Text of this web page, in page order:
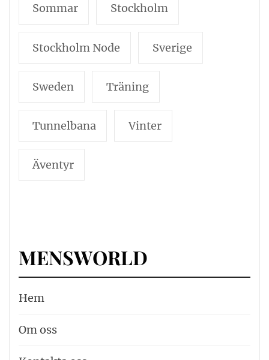
Sommar Stockholm
Stockholm Node Sverige
Sweden Träning
Tunnelbana Vinter
Äventyr
MENSWORLD
Hem
Om oss